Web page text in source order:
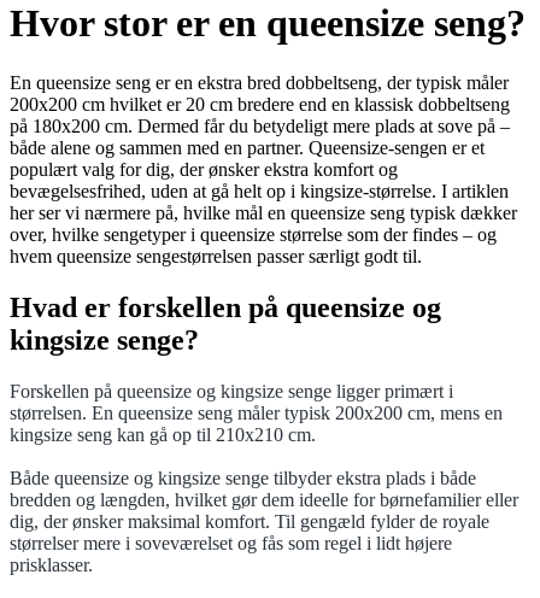
Hvor stor er en queensize seng?
En queensize seng er en ekstra bred dobbeltseng, der typisk måler
200x200 cm hvilket er 20 cm bredere end en klassisk dobbeltseng
på 180x200 cm. Dermed får du betydeligt mere plads at sove på –
både alene og sammen med en partner. Queensize-sengen er et
populært valg for dig, der ønsker ekstra komfort og
bevægelsesfrihed, uden at gå helt op i kingsize-størrelse. I artiklen
her ser vi nærmere på, hvilke mål en queensize seng typisk dækker
over, hvilke sengetyper i queensize størrelse som der findes – og
hvem queensize sengestørrelsen passer særligt godt til.
Hvad er forskellen på queensize og
kingsize senge?
Forskellen på queensize og kingsize senge ligger primært i
størrelsen. En queensize seng måler typisk 200x200 cm, mens en
kingsize seng kan gå op til 210x210 cm.
Både queensize og kingsize senge tilbyder ekstra plads i både
bredden og længden, hvilket gør dem ideelle for børnefamilier eller
dig, der ønsker maksimal komfort. Til gengæld fylder de royale
størrelser mere i soveværelset og fås som regel i lidt højere
prisklasser.